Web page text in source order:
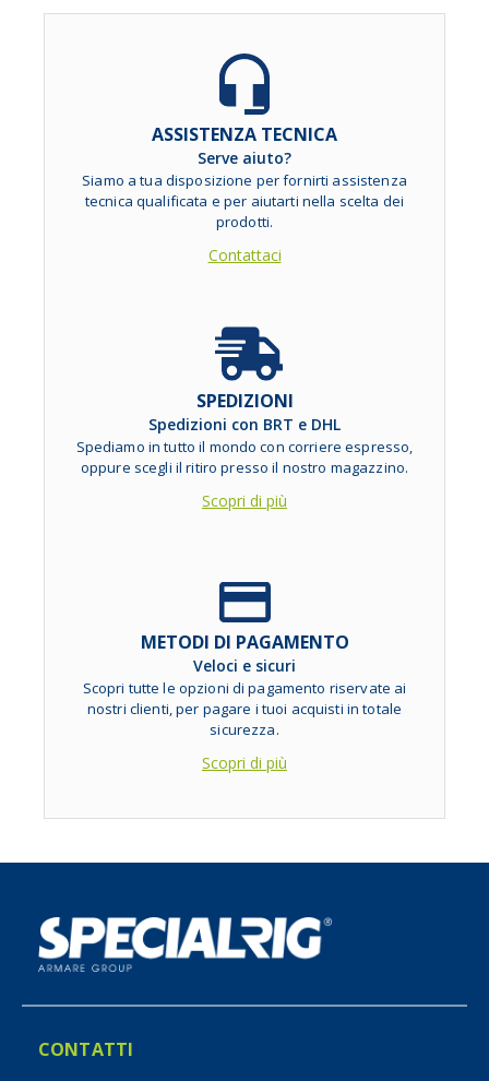
ASSISTENZA TECNICA
Serve aiuto?
Siamo a tua disposizione per fornirti assistenza
tecnica qualificata e per aiutarti nella scelta dei
prodotti.
Contattaci
SPEDIZIONI
Spedizioni con BRT e DHL
Spediamo in tutto il mondo con corriere espresso,
oppure scegli il ritiro presso il nostro magazzino.
Scopri di più
METODI DI PAGAMENTO
Veloci e sicuri
Scopri tutte le opzioni di pagamento riservate ai
nostri clienti, per pagare i tuoi acquisti in totale
sicurezza.
Scopri di più
CONTATTI